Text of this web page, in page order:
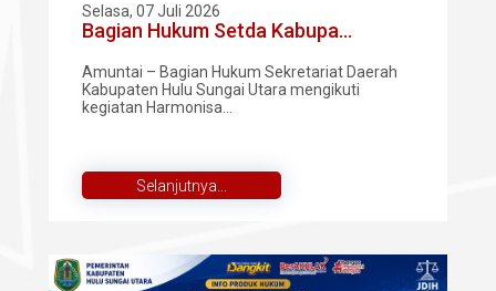
Selasa, 07 Juli 2026
Bagian Hukum Setda Kabupa...
Amuntai – Bagian Hukum Sekretariat Daerah
Kabupaten Hulu Sungai Utara mengikuti
kegiatan Harmonisa...
Selanjutnya...